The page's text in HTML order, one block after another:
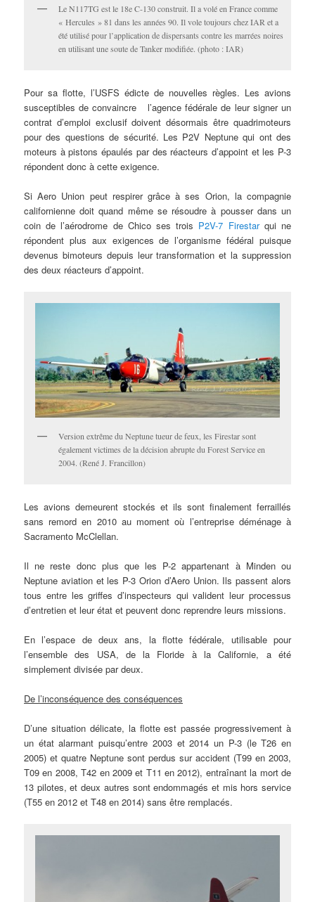
Le N117TG est le 18e C-130 construit. Il a volé en France comme
« Hercules » 81 dans les années 90. Il vole toujours chez IAR et a
été utilisé pour l’application de dispersants contre les marrées noires
en utilisant une soute de Tanker modifiée. (photo : IAR)
Pour sa flotte, l’USFS édicte de nouvelles règles. Les avions
susceptibles de convaincre l’agence fédérale de leur signer un
contrat d’emploi exclusif doivent désormais être quadrimoteurs
pour des questions de sécurité. Les P2V Neptune qui ont des
moteurs à pistons épaulés par des réacteurs d’appoint et les P-3
répondent donc à cette exigence.
Si Aero Union peut respirer grâce à ses Orion, la compagnie
californienne doit quand même se résoudre à pousser dans un
coin de l’aérodrome de Chico ses trois P2V-7 Firestarqui ne
répondent plus aux exigences de l’organisme fédéral puisque
devenus bimoteurs depuis leur transformation et la suppression
des deux réacteurs d’appoint.
Version extrême du Neptune tueur de feux, les Firestar sont
également victimes de la décision abrupte du Forest Service en
2004. (René J. Francillon)
Les avions demeurent stockés et ils sont finalement ferraillés
sans remord en 2010 au moment où l’entreprise déménage à
Sacramento McClellan.
Il ne reste donc plus que les P-2 appartenant à Minden ou
Neptune aviation et les P-3 Orion d’Aero Union. Ils passent alors
tous entre les griffes d’inspecteurs qui valident leur processus
d’entretien et leur état et peuvent donc reprendre leurs missions.
En l’espace de deux ans, la flotte fédérale, utilisable pour
l’ensemble des USA, de la Floride à la Californie, a été
simplement divisée par deux.
De l’inconséquence des conséquences
D’une situation délicate, la flotte est passée progressivement à
un état alarmant puisqu’entre 2003 et 2014 un P-3 (le T26 en
2005) et quatre Neptune sont perdus sur accident (T99 en 2003,
T09 en 2008, T42 en 2009 et T11 en 2012), entraînant la mort de
13 pilotes, et deux autres sont endommagés et mis hors service
(T55 en 2012 et T48 en 2014) sans être remplacés.